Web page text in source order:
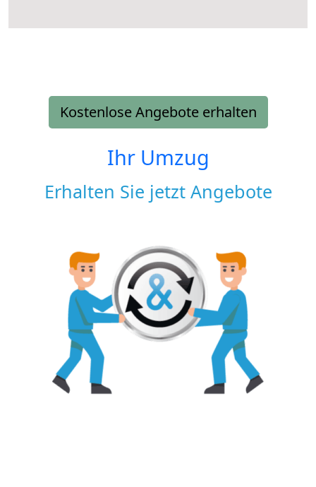
Kostenlose Angebote erhalten
Ihr Umzug
Erhalten Sie jetzt Angebote